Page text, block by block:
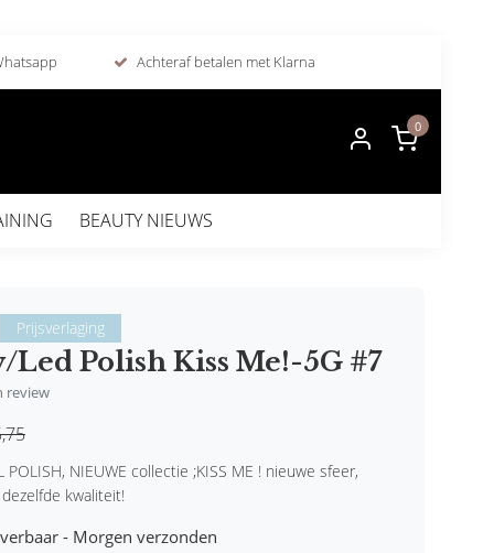
Achteraf betalen met Klarna
0
BEAUTY NIEUWS
Prijsverlaging
Led Polish Kiss Me!-5G #7
review
POLISH, NIEUWE collectie ;KISS ME ! nieuwe sfeer,
kwaliteit!
- Morgen verzonden